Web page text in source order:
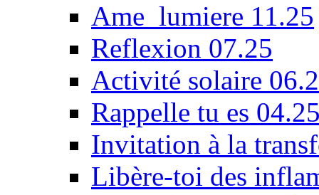
Ame_lumiere 11.25
Reflexion 07.25
Activité solaire
Rappelle tu es
Invitation à la
Libère-toi des